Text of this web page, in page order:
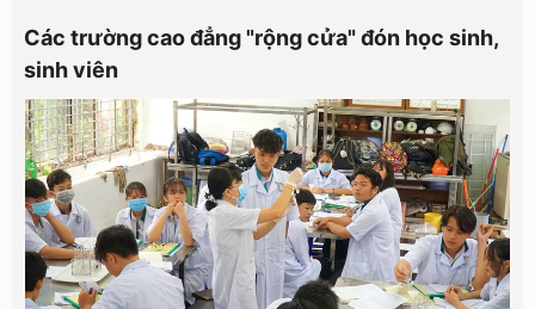
Các trường cao đẳng "rộng cửa" đón học sinh,
sinh viên